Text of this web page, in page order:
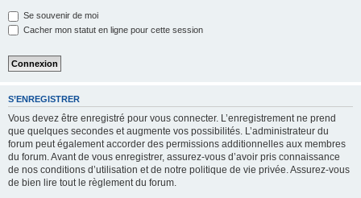
Se souvenir de moi
Cacher mon statut en ligne pour cette session
S’ENREGISTRER
Vous devez être enregistré pour vous connecter. L’enregistrement ne prend
que quelques secondes et augmente vos possibilités. L’administrateur du
forum peut également accorder des permissions additionnelles aux membres
du forum. Avant de vous enregistrer, assurez-vous d’avoir pris connaissance
de nos conditions d’utilisation et de notre politique de vie privée. Assurez-vous
de bien lire tout le règlement du forum.